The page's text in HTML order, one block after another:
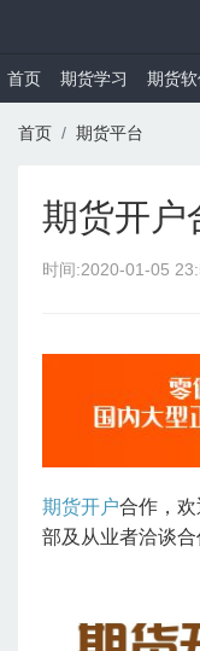
首页 期货学习 期货
首页 期货平台
期货开户
时间:2020-01-05
期货开户合作，
部及从业者洽谈合